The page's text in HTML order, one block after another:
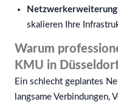
skalieren Ihre
Warum
KMU in
Ein schlecht geplantes
langsame Verbindungen,